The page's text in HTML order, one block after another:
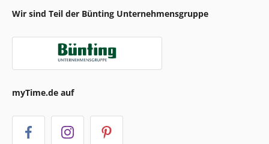
Wir sind Teil der Bünting Unternehmensgruppe
myTime.de auf